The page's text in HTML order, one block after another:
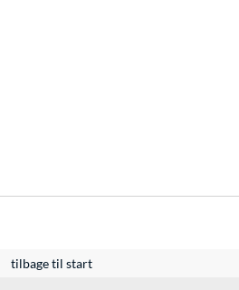
tilbage til start